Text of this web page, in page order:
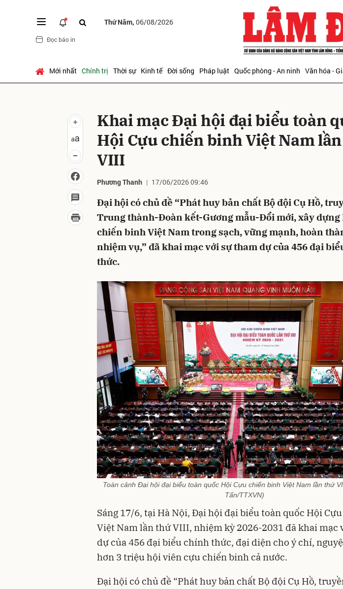
Thứ Năm, 06/08/2026
Đọc báo in
Mới nhất Chính trị Thời sự Kinh tế Đời sống Pháp luật Quốc phòng - An ninh Văn hóa -
Khai mạc Đại hội đại biểu toàn
Hội Cựu chiến binh Việt Nam
VIII
Phương Thanh 17/06/2026 09:46
Đại hội có chủ đề “Phát huy bản chất Bộ đội Cụ Hồ,
Trung thành-Đoàn kết-Gương mẫu-Đổi mới, xây dựng
chiến binh Việt Nam trong sạch, vững mạnh, hoàn
nhiệm vụ,” đã khai mạc với sự tham dự của 456 đại
thức.
Toàn cảnh Đại hội đại biểu toàn quốc Hội Cựu chiến binh Việt Nam lần thứ
Tấn/TTXVN)
Sáng 17/6, tại Hà Nội, Đại hội đại biểu toàn quốc Hội
Việt Nam lần thứ VIII, nhiệm kỳ 2026-2031 đã khai mạc
dự của 456 đại biểu chính thức, đại diện cho ý chí,
hơn 3 triệu hội viên cựu chiến binh cả nước.
Đại hội có chủ đề “Phát huy bản chất Bộ đội Cụ Hồ,
Gửi bình luận